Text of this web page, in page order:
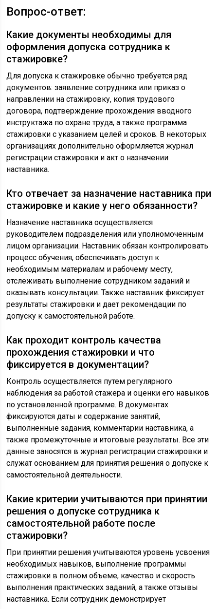
Вопрос-ответ:
Какие документы необходимы для
оформления допуска сотрудника к
стажировке?
Для допуска к стажировке обычно требуется ряд
документов: заявление сотрудника или приказ о
направлении на стажировку, копия трудового
договора, подтверждение прохождения вводного
инструктажа по охране труда, а также программа
стажировки с указанием целей и сроков. В некоторых
организациях дополнительно оформляется журнал
регистрации стажировки и акт о назначении
наставника.
Кто отвечает за назначение наставника при
стажировке и какие у него обязанности?
Назначение наставника осуществляется
руководителем подразделения или уполномоченным
лицом организации. Наставник обязан контролировать
процесс обучения, обеспечивать доступ к
необходимым материалам и рабочему месту,
отслеживать выполнение сотрудником заданий и
оказывать консультации. Также наставник фиксирует
результаты стажировки и дает рекомендации по
допуску к самостоятельной работе.
Как проходит контроль качества
прохождения стажировки и что
фиксируется в документации?
Контроль осуществляется путем регулярного
наблюдения за работой стажера и оценки его навыков
по установленной программе. В документах
фиксируются даты и содержание занятий,
выполненные задания, комментарии наставника, а
также промежуточные и итоговые результаты. Все эти
данные заносятся в журнал регистрации стажировки и
служат основанием для принятия решения о допуске к
самостоятельной деятельности.
Какие критерии учитываются при принятии
решения о допуске сотрудника к
самостоятельной работе после
стажировки?
При принятии решения учитываются уровень усвоения
необходимых навыков, выполнение программы
стажировки в полном объеме, качество и скорость
выполнения практических заданий, а также отзывы
наставника. Если сотрудник демонстрирует